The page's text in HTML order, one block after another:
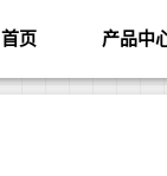
首页 产品中